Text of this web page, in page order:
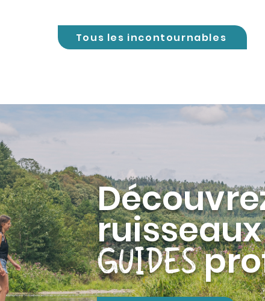
Tous les incontournables
GUIDES